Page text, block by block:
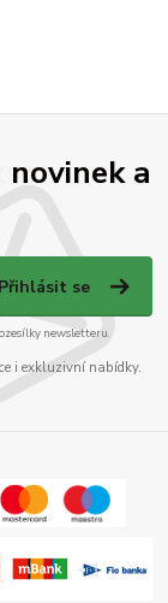
a
Přihlásit se
newsletteru.
i exkluzivní nabídky.